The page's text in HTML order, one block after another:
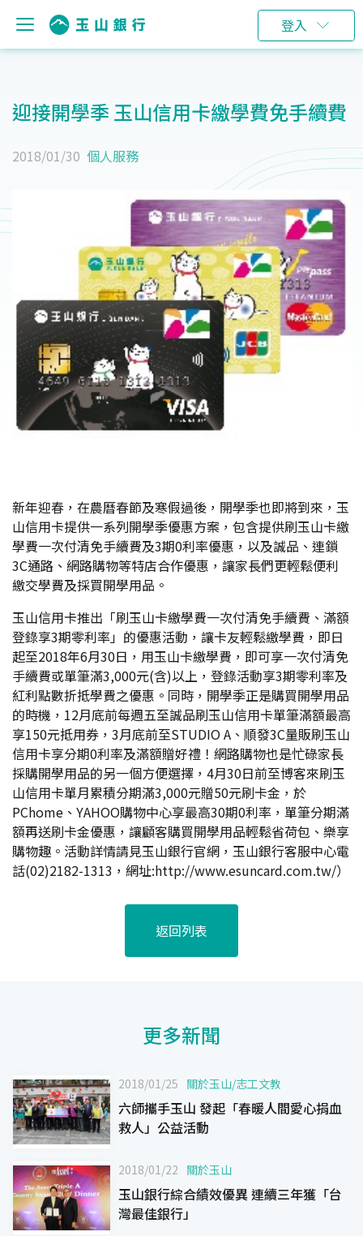
登入
迎接開學季 玉山信用卡繳學費免手續費
2018/01/30 個人服務
新年迎春，在農曆春節及寒假過後，開學季也即將到來，玉
山信用卡提供一系列開學季優惠方案，包含提供刷玉山卡繳
學費一次付清免手續費及3期0利率優惠，以及誠品、連鎖
3C通路、網路購物等特店合作優惠，讓家長們更輕鬆便利
繳交學費及採買開學用品。
玉山信用卡推出「刷玉山卡繳學費一次付清免手續費、滿額
登錄享3期零利率」的優惠活動，讓卡友輕鬆繳學費，即日
起至2018年6月30日，用玉山卡繳學費，即可享一次付清免
手續費或單筆滿3,000元(含)以上，登錄活動享3期零利率及
紅利點數折抵學費之優惠。同時，開學季正是購買開學用品
的時機，12月底前每週五至誠品刷玉山信用卡單筆滿額最高
享150元抵用券，3月底前至STUDIO A、順發3C量販刷玉山
信用卡享分期0利率及滿額贈好禮！網路購物也是忙碌家長
採購開學用品的另一個方便選擇，4月30日前至博客來刷玉
山信用卡單月累積分期滿3,000元贈50元刷卡金，於
PChome、YAHOO購物中心享最高30期0利率，單筆分期滿
額再送刷卡金優惠，讓顧客購買開學用品輕鬆省荷包、樂享
購物趣。活動詳情請見玉山銀行官網，玉山銀行客服中心電
話(02)2182-1313，網址:http://www.esuncard.com.tw/）
返回列表
更多新聞
2018/01/25 關於玉山/志工文教
六師攜手玉山 發起「春暖人間愛心捐血
救人」公益活動
2018/01/22 關於玉山
玉山銀行綜合績效優異 連續三年獲「台
灣最佳銀行」